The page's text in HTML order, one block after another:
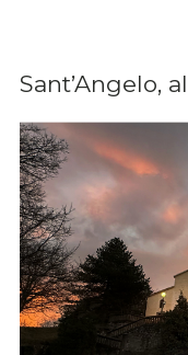
Sant’Angelo,